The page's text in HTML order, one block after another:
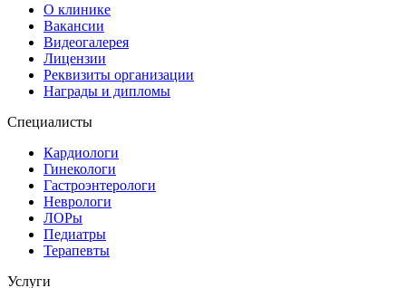
О клинике
Вакансии
Видеогалерея
Лицензии
Реквизиты организации
Награды и дипломы
Специалисты
Кардиологи
Гинекологи
Гастроэнтерологи
Неврологи
ЛОРы
Педиатры
Терапевты
Услуги